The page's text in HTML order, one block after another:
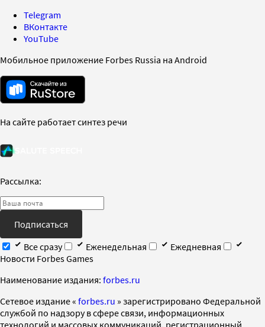
Telegram
ВКонтакте
YouTube
Мобильное приложение Forbes Russia на Android
На сайте работает синтез речи
Рассылка:
Подписаться
Все сразу
Еженедельная
Ежедневная
Новости Forbes Games
Наименование издания: forbes.ru
Cетевое издание « forbes.ru » зарегистрировано Федеральной
службой по надзору в сфере связи, информационных
технологий и массовых коммуникаций, регистрационный